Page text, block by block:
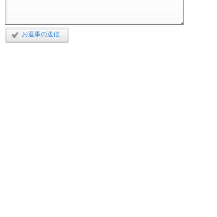
お返事の送信